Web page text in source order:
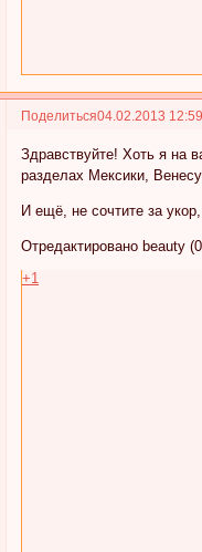
Поделиться04.02.2013
Здравствуйте! Хоть я на
разделах Мексики,
И ещё, не сочтите за
Отредактировано beauty
+1